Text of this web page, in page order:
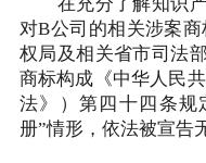
在充分了解知识产
对B公司的相关涉案
权局及相关省市司法
商标构成《中华人民
法》）第四十四条规
册”情形，依法被宣告